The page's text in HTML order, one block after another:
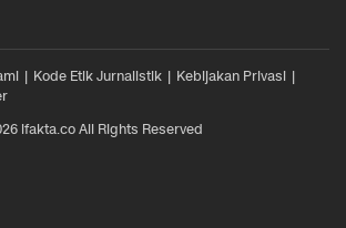
Kode Etik Jurnalistik
Kebijakan Privasi
ifakta.co All Rights Reserved